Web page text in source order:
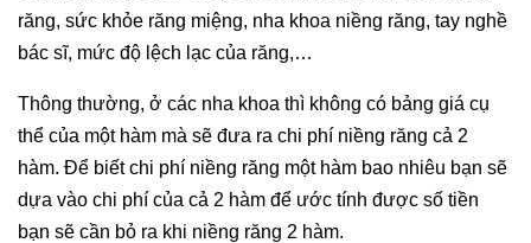
răng, sức khỏe răng miệng, nha khoa niềng răng, tay nghề
bác sĩ, mức độ lệch lạc của răng,…
Thông thường, ở các nha khoa thì không có bảng giá cụ
thể của một hàm mà sẽ đưa ra chi phí niềng răng cả 2
hàm. Để biết chi phí niềng răng một hàm bao nhiêu bạn sẽ
dựa vào chi phí của cả 2 hàm để ước tính được số tiền
bạn sẽ cần bỏ ra khi niềng răng 2 hàm.